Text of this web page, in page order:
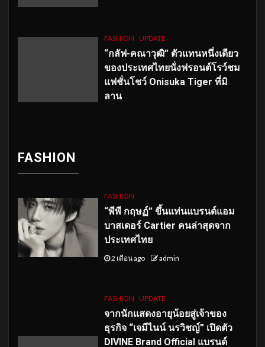
FASHION UPDATE
“กลัฟ-คณาวุฒิ” ตัวแทนหนึ่งเดียว
ของประเทศไทยนั่งฟรอนต์โรว์ชม
แฟชั่นโชว์ Onisuka Tiger ที่มิ
ลาน
FASHION
FASHION
“พีพี กฤษฏ์” ขึ้นแท่นแบรนด์แอม
บาสเดอร์ Cartier คนล่าสุดจาก
ประเทศไทย
2 เดือน ago admin
FASHION UPDATE
จากนักแสดงอายุน้อยสู่เจ้าของ
ธุรกิจ “เจมีไนน์ นรวิชญ์” เปิดตัว
DIVINE Brand Official แบรนด์